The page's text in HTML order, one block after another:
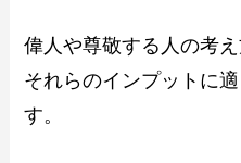
偉人や尊敬する人の考
それらのインプットに
す。